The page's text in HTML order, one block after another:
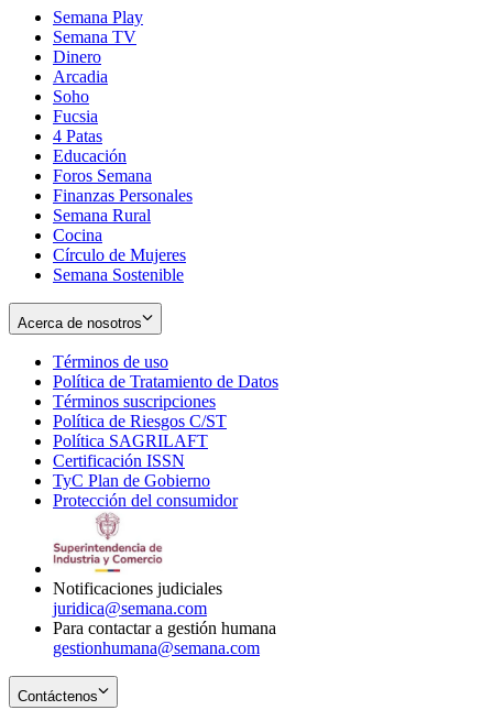
Semana Play
Semana TV
Dinero
Arcadia
Soho
in
new
window
Fucsia
in
new
window
4 Patas
Educación
Foros Semana
Finanzas Personales
Semana Rural
Cocina
Círculo de Mujeres
Semana Sostenible
Acerca de nosotros
Términos de uso
in
new
window
Política de Tratamiento de Datos
Términos suscripciones
in
Política de Riesgos C/ST
Política SAGRILAFT
new
window
Certificación ISSN
in
new
TyC Plan de Gobierno
in
Protección del consumidorOpens
Notificaciones judiciales
juridica@semana.com
Para contactar a gestión humana
gestionhumana@semana.com
Contáctenos